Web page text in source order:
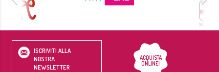
ISCRIVITI ALLA
NOSTRA
NEWSLETTER
ACQUISTA
ONLINE!